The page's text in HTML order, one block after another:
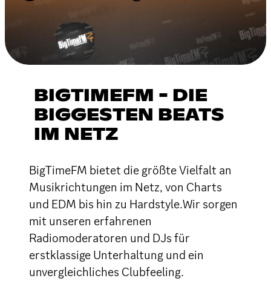
BIGTIMEFM - DIE
BIGGESTEN BEATS
IM NETZ
BigTimeFM bietet die größte Vielfalt an
Musikrichtungen im Netz, von Charts
und EDM bis hin zu Hardstyle.Wir sorgen
mit unseren erfahrenen
Radiomoderatoren und DJs für
erstklassige Unterhaltung und ein
unvergleichliches Clubfeeling.